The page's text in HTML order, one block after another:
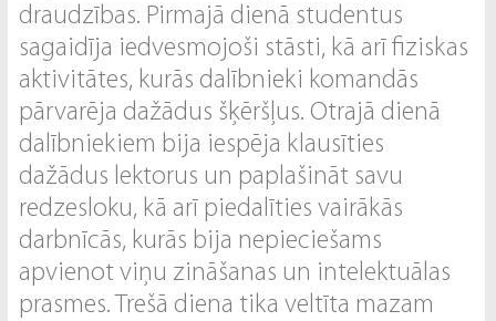
draudzības. Pirmajā dienā studentus
sagaidīja iedvesmojoši stāsti, kā arī fiziskas
aktivitātes, kurās dalībnieki komandās
pārvarēja dažādus šķēršļus. Otrajā dienā
dalībniekiem bija iespēja klausīties
dažādus lektorus un paplašināt savu
redzesloku, kā arī piedalīties vairākās
darbnīcās, kurās bija nepieciešams
apvienot viņu zināšanas un intelektuālas
prasmes. Trešā diena tika veltīta mazam